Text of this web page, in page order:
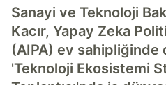
Sanayi ve Teknoloji
Kacır, Yapay Zeka
(AIPA) ev sahipliğinde
'Teknoloji Ekosistemi